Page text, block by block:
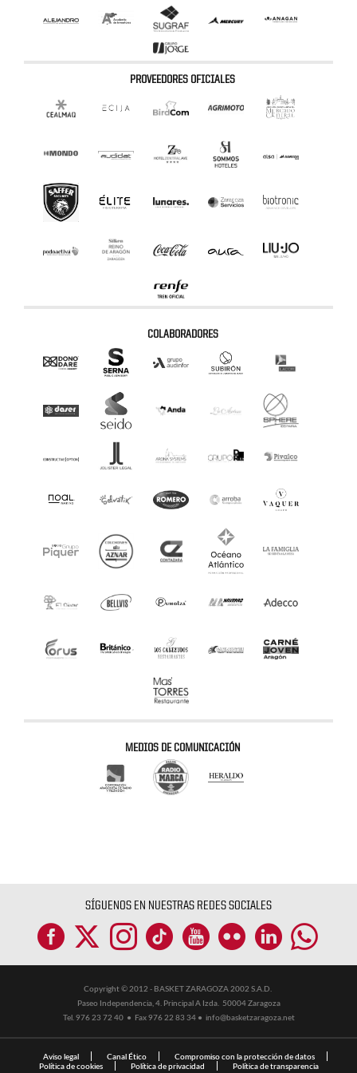
PROVEEDORES OFICIALES
COLABORADORES
MEDIOS DE COMUNICACIÓN
SÍGUENOS EN NUESTRAS REDES SOCIALES
Copyright © 2012 - BASKET ZARAGOZA 2002 S.A.D.
Paseo Independencia, 4. Principal A Izda. 50004 Zaragoza
Tel. 976 23 72 40 ● Fax 976 22 83 34 ● info@basketzaragoza.net
Aviso legal Canal Ético
Compromiso con la protección de datos
Política de cookies
Política de privacidad Política de transparencia